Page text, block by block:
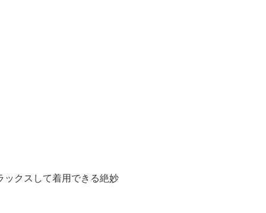
クスして着用できる絶妙